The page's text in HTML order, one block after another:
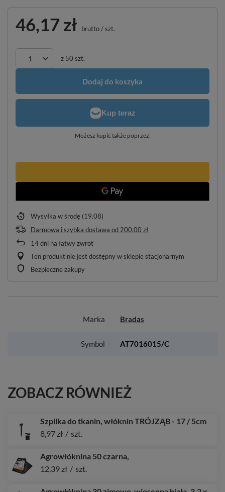
46,17 zł brutto/szt.
z 50 szt.
Dodaj do koszyka
Możesz kupić także poprzez:
Wysyłka w środę (19.08)
Darmowa i szybka dostawa od 200,00 zł
14dni na łatwy zwrot
Ten produkt nie jest dostępny w sklepie stacjonarnym
Bezpieczne zakupy
Marka Bradas
Symbol AT7016015/C
ZOBACZ RÓWNIEŻ
Szpilka do tkanin, włóknin TRÓJZĄB - 17 / 5cm
8,97 zł / szt.
Agrowłóknina 50 czarna,
12,39 zł / szt.